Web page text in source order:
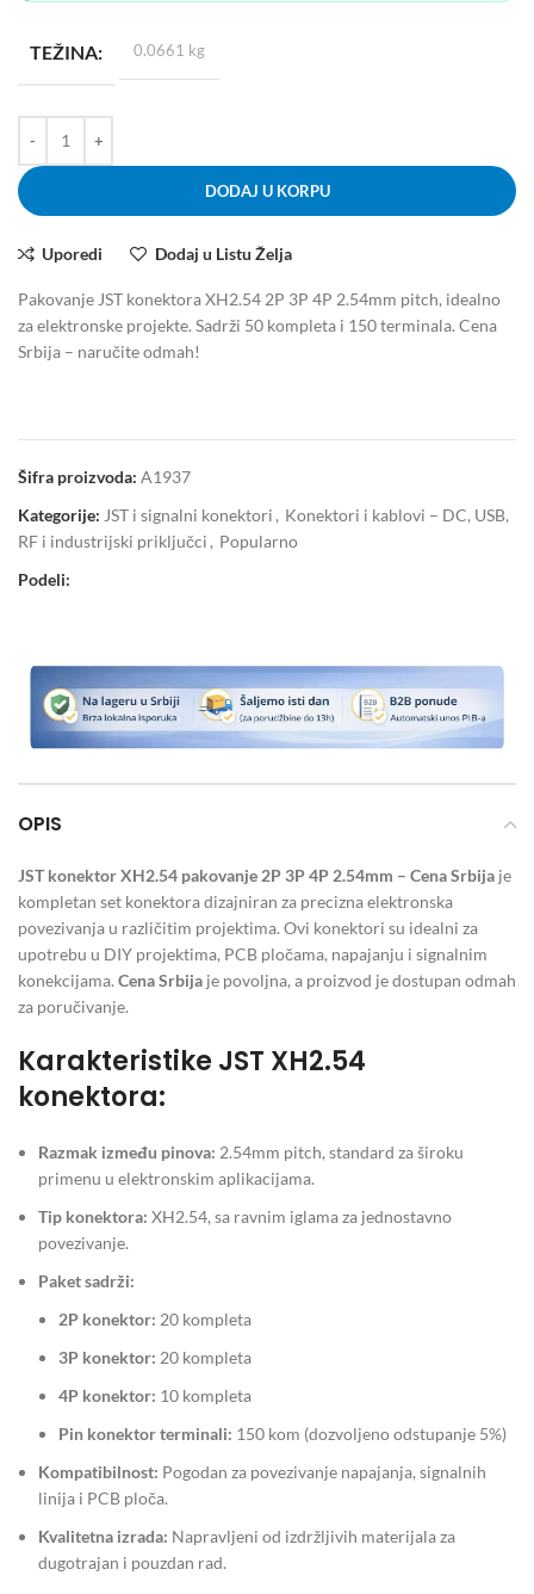
TEŽINA 0.0661 kg
DODAJ U KORPU
Uporedi Dodaj u Listu Želja
Pakovanje JST konektora XH2.54 2P 3P 4P 2.54mm pitch, idealno
za elektronske projekte. Sadrži 50 kompleta i 150 terminala. Cena
Srbija – naručite odmah!
Šifra proizvoda: A1937
Kategorije: JST i signalni konektori , Konektori i kablovi – DC, USB,
RF i industrijski priključci , Popularno
Podeli:
OPIS
JST konektor XH2.54 pakovanje 2P 3P 4P 2.54mm – Cena Srbija je
kompletan set konektora dizajniran za precizna elektronska
povezivanja u različitim projektima. Ovi konektori su idealni za
upotrebu u DIY projektima, PCB pločama, napajanju i signalnim
konekcijama. Cena Srbija je povoljna, a proizvod je dostupan odmah
za poručivanje.
Karakteristike JST XH2.54
konektora:
Razmak između pinova: 2.54mm pitch, standard za široku
primenu u elektronskim aplikacijama.
Tip konektora: XH2.54, sa ravnim iglama za jednostavno
povezivanje.
Paket sadrži:
2P konektor: 20 kompleta
3P konektor: 20 kompleta
4P konektor: 10 kompleta
Pin konektor terminali: 150 kom (dozvoljeno odstupanje 5%)
Kompatibilnost: Pogodan za povezivanje napajanja, signalnih
linija i PCB ploča.
Kvalitetna izrada: Napravljeni od izdržljivih materijala za
dugotrajan i pouzdan rad.